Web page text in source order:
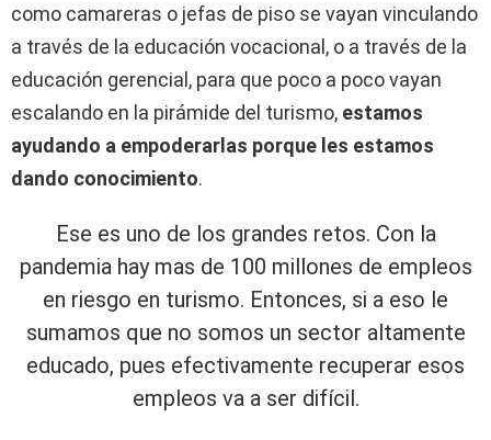
como camareras o jefas de piso se vayan vinculando
a través de la educación vocacional, o a través de la
educación gerencial, para que poco a poco vayan
escalando en la pirámide del turismo, estamos
ayudando a empoderarlas porque les estamos
dando conocimiento.
Ese es uno de los grandes retos. Con la
pandemia hay mas de 100 millones de empleos
en riesgo en turismo. Entonces, si a eso le
sumamos que no somos un sector altamente
educado, pues efectivamente recuperar esos
empleos va a ser difícil.